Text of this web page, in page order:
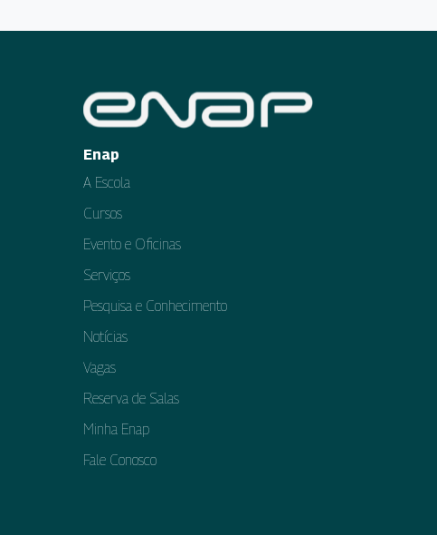
Enap
A Escola
Cursos
Evento e Oficinas
Serviços
Pesquisa e Conhecimento
Notícias
Vagas
Reserva de Salas
Minha Enap
Fale Conosco